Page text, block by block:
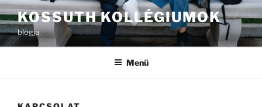
Tartalomhoz
KOSSUTH KOLLÉGIUMOK
blogja
Menü